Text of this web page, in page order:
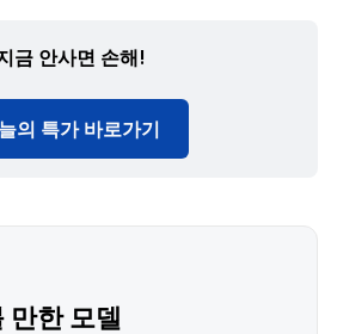
금 안사면 손해!
의 특가 바로가기
만한 모델